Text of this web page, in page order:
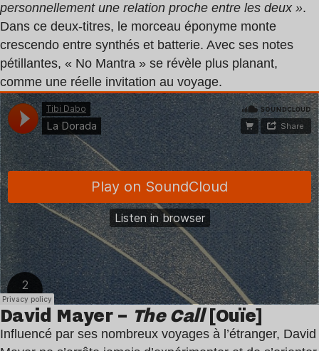
personnellement une relation proche entre les deux ».
Dans ce deux-titres, le morceau éponyme monte
crescendo entre synthés et batterie. Avec ses notes
pétillantes, « No Mantra » se révèle plus planant,
comme une réelle invitation au voyage.
David Mayer – The Call[Ouïe]
Influencé par ses nombreux voyages à l’étranger, David